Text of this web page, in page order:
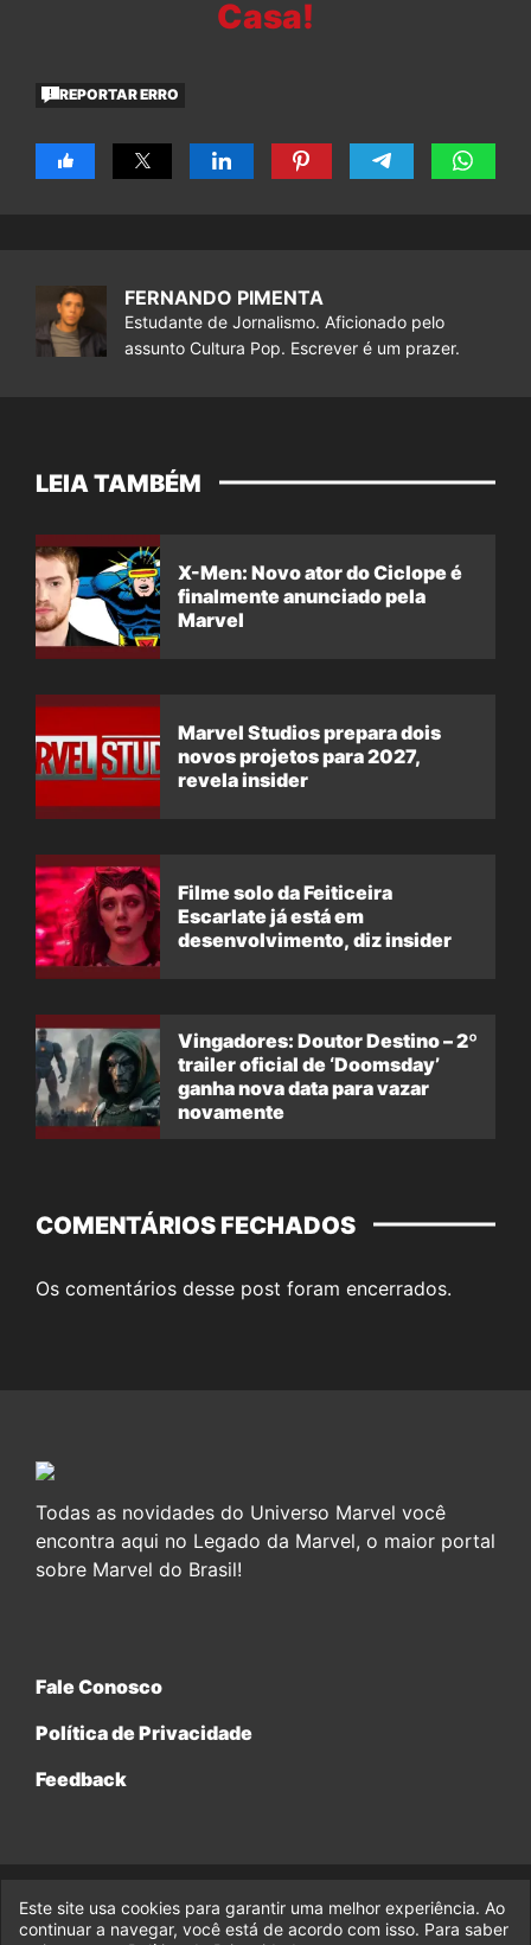
Casa!
REPORTAR ERRO
FERNANDO PIMENTA
Estudante de Jornalismo. Aficionado pelo
assunto Cultura Pop. Escrever é um prazer.
LEIA TAMBÉM
X-Men: Novo ator do Ciclope é
finalmente anunciado pela
Marvel
Marvel Studios prepara dois
novos projetos para 2027,
revela insider
Filme solo da Feiticeira
Escarlate já está em
desenvolvimento, diz insider
Vingadores: Doutor Destino – 2º
trailer oficial de ‘Doomsday’
ganha nova data para vazar
novamente
COMENTÁRIOS FECHADOS
Os comentários desse post foram encerrados.
Todas as novidades do Universo Marvel você
encontra aqui no Legado da Marvel, o maior portal
sobre Marvel do Brasil!
Fale Conosco
Política de Privacidade
Feedback
© 2017-2026 Legado da Marvel, uma empresa da Legado
Enterprises.
Este site usa cookies para garantir uma melhor experiência. Ao
continuar a navegar, você está de acordo com isso. Para saber